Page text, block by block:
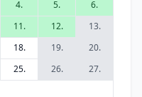
4. 5.
6.
11. 12.
13.
18. 19.
20.
25. 26.
27.